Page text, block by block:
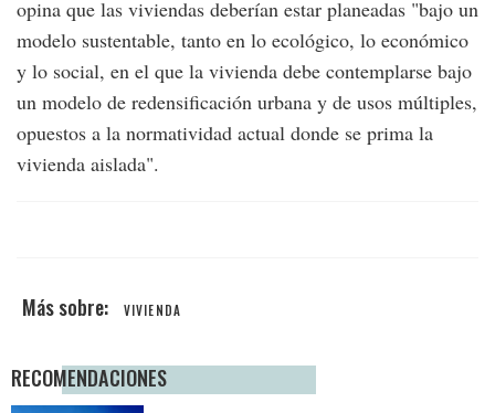
opina que las viviendas deberían estar planeadas "bajo un
modelo sustentable, tanto en lo ecológico, lo económico
y lo social, en el que la vivienda debe contemplarse bajo
un modelo de redensificación urbana y de usos múltiples,
opuestos a la normatividad actual donde se prima la
vivienda aislada".
VIVIENDA
RECOMENDACIONES